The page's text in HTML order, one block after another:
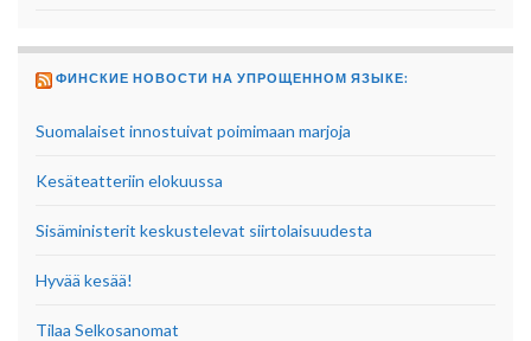
ФИНСКИЕ НОВОСТИ НА УПРОЩЕННОМ ЯЗЫКЕ:
Suomalaiset innostuivat poimimaan marjoja
Kesäteatteriin elokuussa
Sisäministerit keskustelevat siirtolaisuudesta
Hyvää kesää!
Tilaa Selkosanomat